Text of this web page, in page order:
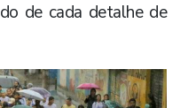
de cada detalhe de